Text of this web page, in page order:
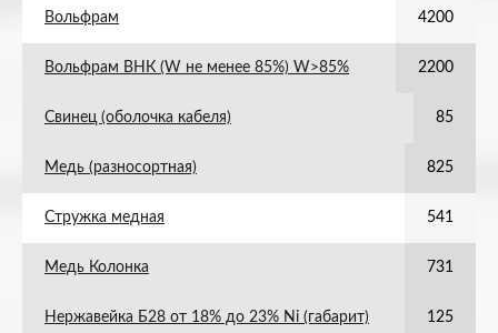
Вольфрам 4200
Вольфрам ВНК (W не менее 85%) W>85% 2200
Свинец (оболочка кабеля) 85
Медь (разносортная) 825
Стружка медная 541
Медь Колонка 731
Нержавейка Б28 от 18% до 23% Ni (габарит) 125